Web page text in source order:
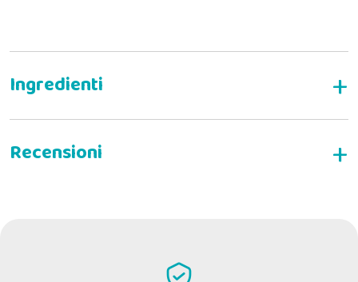
with cod
Ottimi prodotti a prezzi competitivi, consegna puntuale, fornitore